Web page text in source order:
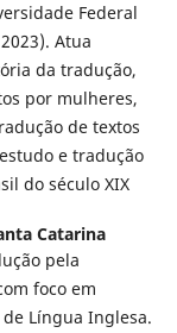
Federal
Atua
da tradução,
por mulheres,
de textos
e tradução
do século XIX
Catarina
pela
foco em
Língua Inglesa.